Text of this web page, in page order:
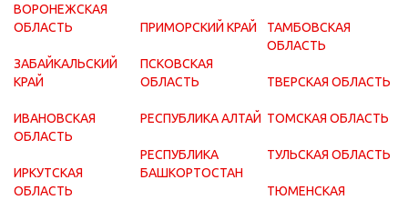
ВОРОНЕЖСКАЯ
ОБЛАСТЬ
ЗАБАЙКАЛЬСКИЙ
КРАЙ
ИВАНОВСКАЯ
ОБЛАСТЬ
ИРКУТСКАЯ
ОБЛАСТЬ
ПРИМОРСКИЙ КРАЙ
ПСКОВСКАЯ
ОБЛАСТЬ
РЕСПУБЛИКА АЛТАЙ
РЕСПУБЛИКА
БАШКОРТОСТАН
ТАМБОВСКАЯ
ОБЛАСТЬ
ТВЕРСКАЯ ОБЛАСТЬ
ТОМСКАЯ ОБЛАСТЬ
ТУЛЬСКАЯ ОБЛАСТЬ
ТЮМЕНСКАЯ